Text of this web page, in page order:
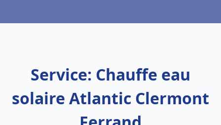
Service: Chauffe eau
solaire Atlantic Clermont